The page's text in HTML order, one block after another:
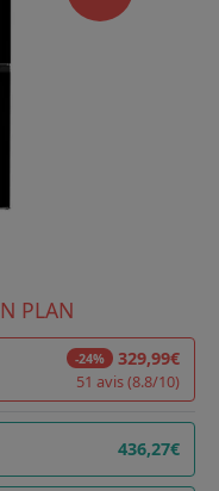
PLAN
-24% 329,99€
51 avis (8.8/10)
436,27€